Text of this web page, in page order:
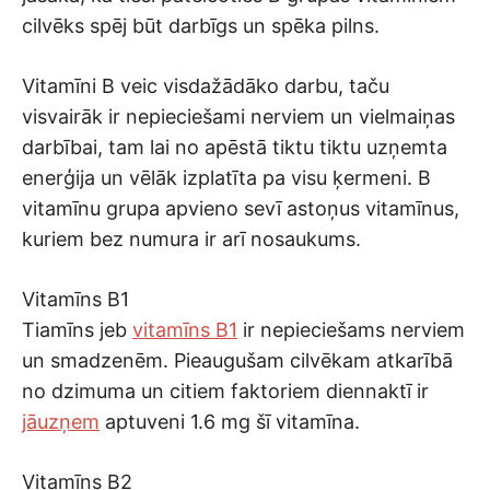
cilvēks spēj būt darbīgs un spēka pilns.
Vitamīni B veic visdažādāko darbu, taču
visvairāk ir nepieciešami nerviem un vielmaiņas
darbībai, tam lai no apēstā tiktu tiktu uzņemta
enerģija un vēlāk izplatīta pa visu ķermeni. B
vitamīnu grupa apvieno sevī astoņus vitamīnus,
kuriem bez numura ir arī nosaukums.
Vitamīns B1
Tiamīns jeb vitamīns B1 ir nepieciešams nerviem
un smadzenēm. Pieaugušam cilvēkam atkarībā
no dzimuma un citiem faktoriem diennaktī ir
jāuzņem aptuveni 1.6 mg šī vitamīna.
Vitamīns B2